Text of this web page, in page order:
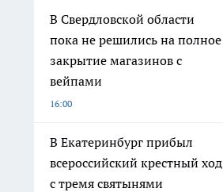
В Свердловской области
пока не решились на полное
закрытие магазинов с
вейпами
16:00
В Екатеринбург прибыл
всероссийский крестный ход
с тремя святынями